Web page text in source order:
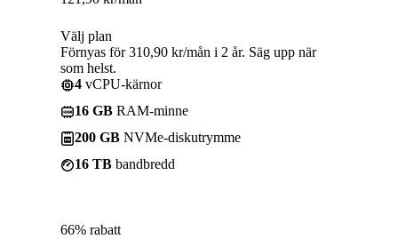
Välj plan
Förnyas för 310,90 kr/mån i 2 år. Säg upp när
som helst.
4 vCPU-kärnor
16 GB RAM-minne
200 GB NVMe-diskutrymme
16 TB bandbredd
66% rabatt